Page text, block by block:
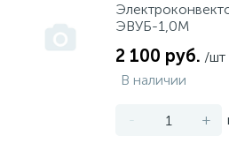
ЭВУБ-1,0М
2 100 руб. /шт
В наличии
- +